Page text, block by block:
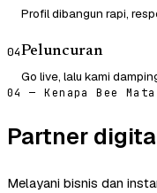
Profil dibangun rapi,
04Peluncuran
Go live, lalu kami
04 — Kenapa Bee Mata
Partner
Melayani bisnis dan